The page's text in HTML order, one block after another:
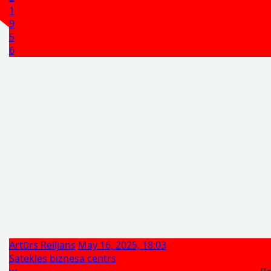
1
9
5
6
Artūrs Reiljans May 16, 2025, 18:03
Satekles biznesa centrs